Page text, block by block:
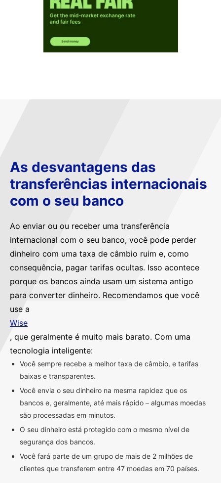
As desvantagens das
transferências internacionais
com o seu banco
Ao enviar ou ou receber uma transferência
internacional com o seu banco, você pode perder
dinheiro com uma taxa de câmbio ruim e, como
consequência, pagar tarifas ocultas. Isso acontece
porque os bancos ainda usam um sistema antigo
para converter dinheiro. Recomendamos que você
use a
Wise
, que geralmente é muito mais barato. Com uma
tecnologia inteligente:
Você sempre recebe a melhor taxa de câmbio, e tarifas
baixas e transparentes.
Você envia o seu dinheiro na mesma rapidez que os
bancos e, geralmente, até mais rápido – algumas moedas
são processadas em minutos.
O seu dinheiro está protegido com o mesmo nível de
segurança dos bancos.
Você fará parte de um grupo de mais de 2 milhões de
clientes que transferem entre 47 moedas em 70 países.